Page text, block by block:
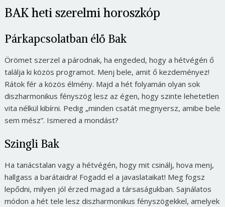
BAK heti szerelmi horoszkóp
Párkapcsolatban élő Bak
Örömet szerzel a párodnak, ha engeded, hogy a hétvégén ő
találja ki közös programot. Menj bele, amit ő kezdeményez!
Rátok fér a közös élmény. Majd a hét folyamán olyan sok
diszharmonikus fényszög lesz az égen, hogy szinte lehetetlen
vita nélkül kibírni. Pedig „minden csatát megnyersz, amibe bele
sem mész”. Ismered a mondást?
Szingli Bak
Ha tanácstalan vagy a hétvégén, hogy mit csinálj, hova menj,
hallgass a barátaidra! Fogadd el a javaslataikat! Meg fogsz
lepődni, milyen jól érzed magad a társaságukban. Sajnálatos
módon a hét tele lesz diszharmonikus fényszögekkel, amelyek
Jelszó